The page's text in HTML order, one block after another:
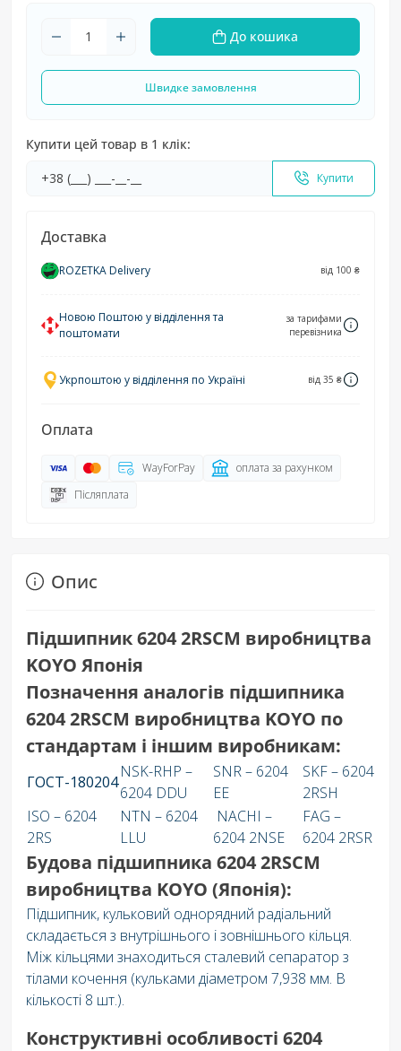
До кошика
Швидке замовлення
Купити цей товар в 1 клік:
Купити
Доставка
ROZETKA Delivery від 100 ₴
Новою Поштою у відділення та
поштомати
за тарифами
перевізника
Укрпоштою у відділення по Україні від 35 ₴
Оплата
WayForPay
оплата за рахунком
Післяплата
Опис
Підшипник 6204 2RSCM виробництва
KOYO Японія
Позначення аналогів підшипника
6204 2RSCM виробництва KOYO по
стандартам і іншим виробникам:
ГОСТ-180204
NSK-RHP –
6204 DDU
SNR – 6204
EE
SKF – 6204
2RSH
ISO – 6204
2RS
NTN – 6204
LLU
NACHI –
6204 2NSE
FAG –
6204 2RSR
Будова підшипника 6204 2RSCM
виробництва KOYO (Японія):
Підшипник, кульковий однорядний радіальний
складається з внутрішнього і зовнішнього кільця.
Між кільцями знаходиться сталевий сепаратор з
тілами кочення (кульками діаметром 7,938 мм. В
кількості 8 шт.).
Конструктивні особливості 6204